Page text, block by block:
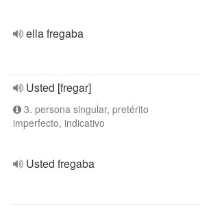
ella fregaba
Usted [fregar]
3. persona singular, pretérito
imperfecto, indicativo
Usted fregaba